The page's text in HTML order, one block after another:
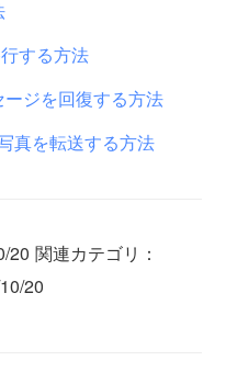
する方法
ジを回復する方法
真を転送する方法
20 関連カテゴリ：
20